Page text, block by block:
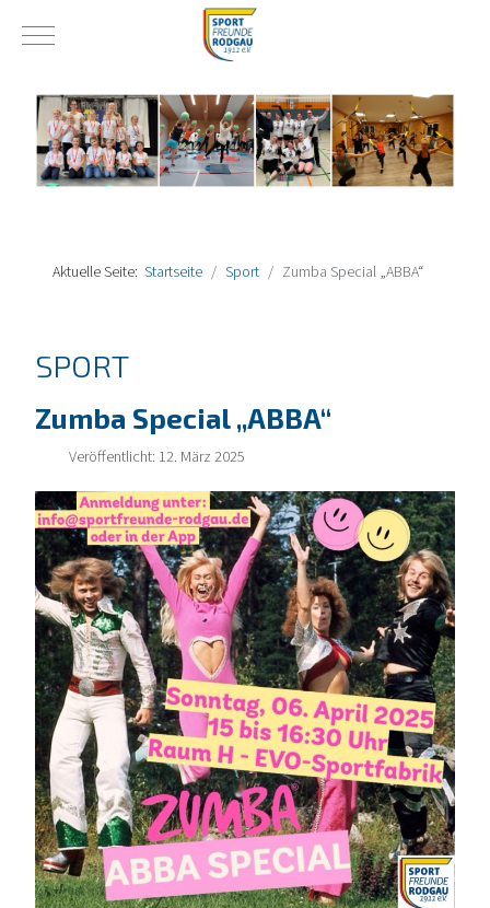
Mobile Menu Toggle
Aktuelle Seite: Startseite Sport Zumba Special „ABBA“
SPORT
Zumba Special „ABBA“
Veröffentlicht: 12. März 2025